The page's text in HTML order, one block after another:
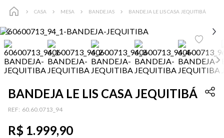
CASA MESA BANDEJAS BANDEJA LE LIS CASA JEQUITIBÁ
BANDEJA LE LIS CASA JEQUITIBÁ
: 60.60.0713_94
R$ 1.999,90